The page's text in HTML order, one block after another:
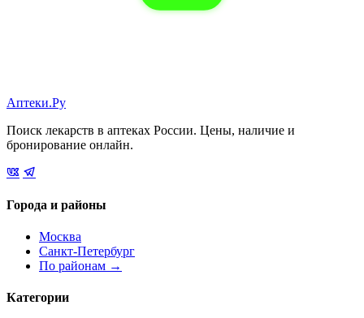
Аптеки.Ру
Поиск лекарств в аптеках России. Цены, наличие и
бронирование онлайн.
Города и районы
Москва
Санкт-Петербург
По районам →
Категории